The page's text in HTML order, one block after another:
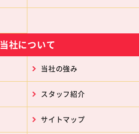
当社について
当社の強み
スタッフ紹介
サイトマップ